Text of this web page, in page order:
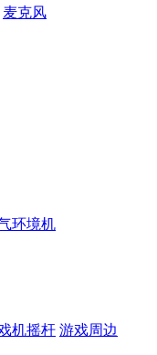
麦克风
环境机
机摇杆 游戏周边